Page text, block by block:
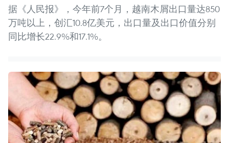
据《人民报》，今年前7个月，越南木屑出口量达850
万吨以上，创汇10.8亿美元，出口量及出口价值分别
同比增长22.9%和17.1%。